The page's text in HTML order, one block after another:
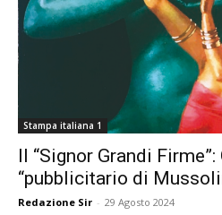
Stampa italiana 1
Il “Signor Grandi
“pubblicitario di
Redazione Sir - 29 Agosto 2024